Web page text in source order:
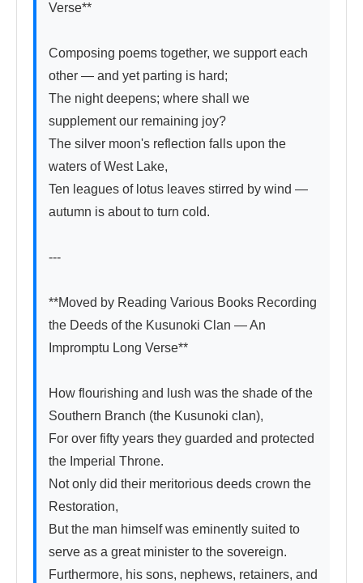
Verse**
Composing poems together, we support each
other — and yet parting is hard;
The night deepens; where shall we
supplement our remaining joy?
The silver moon's reflection falls upon the
waters of West Lake,
Ten leagues of lotus leaves stirred by wind —
autumn is about to turn cold.
---
**Moved by Reading Various Books Recording
the Deeds of the Kusunoki Clan — An
Impromptu Long Verse**
How flourishing and lush was the shade of the
Southern Branch (the Kusunoki clan),
For over fifty years they guarded and protected
the Imperial Throne.
Not only did their meritorious deeds crown the
Restoration,
But the man himself was eminently suited to
serve as a great minister to the sovereign.
Furthermore, his sons, nephews, retainers, and